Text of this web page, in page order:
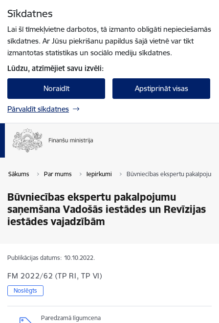
Sīkdatnes
Lai šī tīmekļvietne darbotos, tā izmanto obligāti nepieciešamās
sīkdatnes. Ar Jūsu piekrišanu papildus šajā vietnē var tikt
izmantotas statistikas un sociālo mediju sīkdatnes.
Lūdzu, atzīmējiet savu izvēli:
Noraidīt Apstiprināt visas
Pārvaldīt sīkdatnes
Sākums Par mums Iepirkumi Būvniecības ekspertu
Būvniecības ekspertu pakalpojumu
saņemšana Vadošās iestādes un Revīzijas
iestādes vajadzībām
Publikācijas datums: 10.10.2022.
FM 2022/62 (TP RI, TP VI)
Noslēgts
Paredzamā līgumcena